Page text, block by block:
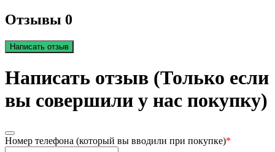
Отзывы 0
Написать отзыв
Написать отзыв (Только если
вы совершили у нас покупку)
Номер телефона (который вы вводили при покупке)*